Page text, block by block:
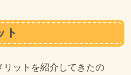
ト
リットを紹介してきたの